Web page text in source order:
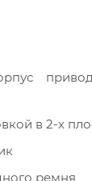
в 2-х
ремня